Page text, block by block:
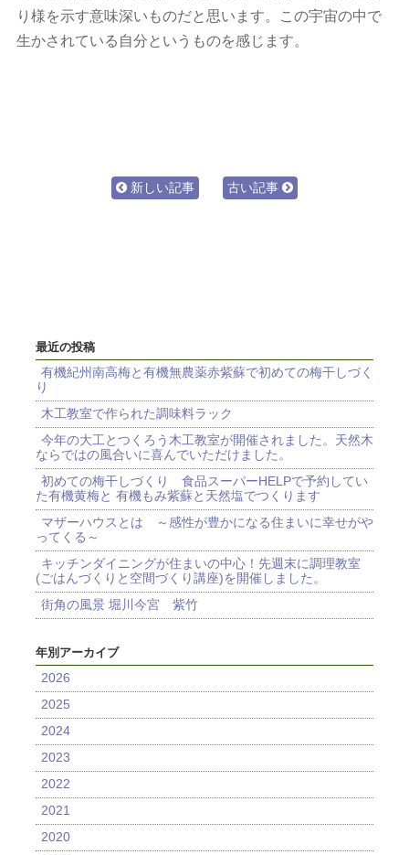
り様を示す意味深いものだと思います。この宇宙の中で
生かされている自分というものを感じます。
新しい記事 古い記事
最近の投稿
有機紀州南高梅と有機無農薬赤紫蘇で初めての梅干しづく
り
木工教室で作られた調味料ラック
今年の大工とつくろう木工教室が開催されました。天然木
ならではの風合いに喜んでいただけました。
初めての梅干しづくり 食品スーパーHELPで予約してい
た有機黄梅と 有機もみ紫蘇と天然塩でつくります
マザーハウスとは ～感性が豊かになる住まいに幸せがや
ってくる～
キッチンダイニングが住まいの中心！先週末に調理教室
(ごはんづくりと空間づくり講座)を開催しました。
街角の風景 堀川今宮 紫竹
年別アーカイブ
2026
2025
2024
2023
2022
2021
2020